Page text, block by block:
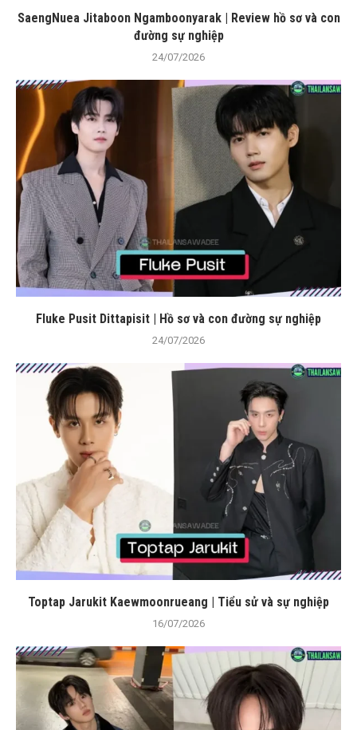
SaengNuea Jitaboon Ngamboonyarak | Review hồ sơ và con
đường sự nghiệp
24/07/2026
Fluke Pusit Dittapisit | Hồ sơ và con đường sự nghiệp
24/07/2026
Toptap Jarukit Kaewmoonrueang | Tiểu sử và sự nghiệp
16/07/2026